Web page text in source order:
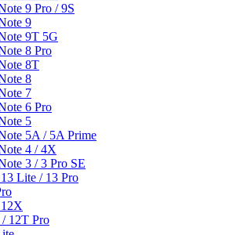
9 Pro / 9S
9
9T 5G
8 Pro
8T
8
7
6 Pro
5
5A / 5A Prime
4 / 4X
3 / 3 Pro SE
Lite / 13 Pro
12T Pro